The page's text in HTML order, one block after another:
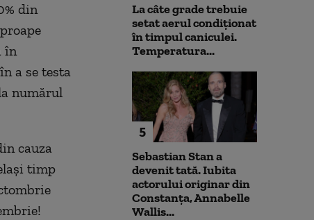
din
în
a se testa
numărul
cauza
timp
La câte grade trebuie
setat aerul condiționat
în timpul caniculei.
Temperatura...
5
Sebastian Stan a
devenit tată. Iubita
actorului originar din
Constanța, Annabelle
Wallis...